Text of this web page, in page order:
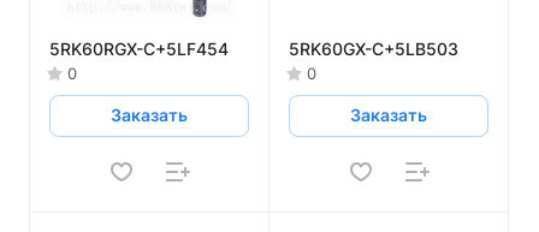
5RK60RGX-C+5LF454
0
Заказать
5RK60GX-C+5LB503
0
Заказать